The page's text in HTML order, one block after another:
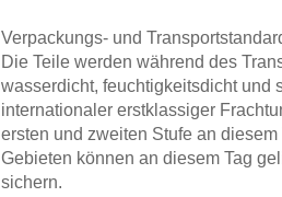
Verpackungs- und
Die Teile werden während des
wasserdicht, feuchtigkeitsdicht und
internationaler erstklassiger
ersten und zweiten Stufe an
Gebieten können an diesem Tag
sichern.